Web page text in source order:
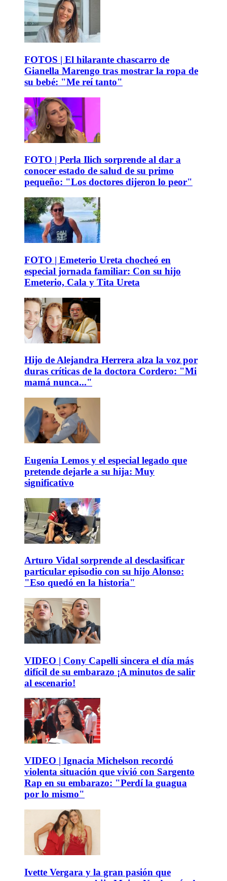
FOTOS | El hilarante chascarro de
Gianella Marengo tras mostrar la ropa de
su bebé: "Me reí tanto"
FOTO | Perla Ilich sorprende al dar a
conocer estado de salud de su primo
pequeño: "Los doctores dijeron lo peor"
FOTO | Emeterio Ureta chocheó en
especial jornada familiar: Con su hijo
Emeterio, Cala y Tita Ureta
Hijo de Alejandra Herrera alza la voz por
duras críticas de la doctora Cordero: "Mi
mamá nunca..."
Eugenia Lemos y el especial legado que
pretende dejarle a su hija: Muy
significativo
Arturo Vidal sorprende al desclasificar
particular episodio con su hijo Alonso:
"Eso quedó en la historia"
VIDEO | Cony Capelli sincera el día más
difícil de su embarazo ¡A minutos de salir
al escenario!
VIDEO | Ignacia Michelson recordó
violenta situación que vivió con Sargento
Rap en su embarazo: "Perdí la guagua
por lo mismo"
Ivette Vergara y la gran pasión que